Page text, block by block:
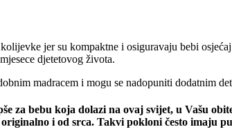
jer su kompaktne i osiguravaju bebi
djetetovog života.
madracem i mogu se nadopuniti dodatnim
za bebu koja dolazi na ovaj svijet, u Vašu
i od srca. Takvi pokloni često imaju